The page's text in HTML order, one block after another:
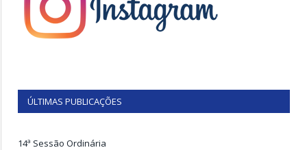
ÚLTIMAS PUBLICAÇÕES
14ª Sessão Ordinária